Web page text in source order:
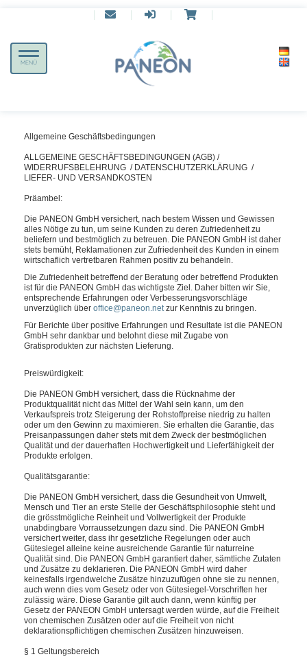
| | | |
Toggle
navigation
MENÜ
Allgemeine Geschäftsbedingungen
ALLGEMEINE GESCHÄFTSBEDINGUNGEN (AGB) /
WIDERRUFSBELEHRUNG / DATENSCHUTZERKLÄRUNG /
LIEFER- UND VERSANDKOSTEN
Präambel:
Die PANEON GmbH versichert, nach bestem Wissen und Gewissen
alles Nötige zu tun, um seine Kunden zu deren Zufriedenheit zu
beliefern und bestmöglich zu betreuen. Die PANEON GmbH ist daher
stets bemüht, Reklamationen zur Zufriedenheit des Kunden in einem
wirtschaflich vertretbaren Rahmen positiv zu behandeln.
Die Zufriedenheitbetreffend der Beratung oder betreffend Produkten
ist für die PANEON GmbH das wichtigste Ziel. Daher bitten wir Sie,
entsprechende Erfahrungen oder Verbesserungsvorschläge
unverzüglich über office@paneon.netzur Kenntnis zu bringen.
Für Berichte über positive Erfahrungen und Resultate ist die PANEON
GmbH sehr dankbar und belohnt diese mit Zugabe von
Gratisprodukten zur nächsten Lieferung.
Preiswürdigkeit:
Die PANEON GmbH versichert, dass die Rücknahme der
Produktqualität nicht das Mittel der Wahl sein kann, um den
Verkaufspreis trotz Steigerung der Rohstoffpreise niedrig zu halten
oder um den Gewinn zu maximieren. Sie erhalten die Garantie, das
Preisanpassungen daher stets mitdem Zweck der bestmöglichen
Qualität und der dauerhaften Hochwertigkeitund Lieferfähigkeit der
Produkte erfolgen.
Qualitätsgarantie:
Die PANEON GmbH versichert, dass die Gesundheit von Umwelt,
Mensch und Tier an erste Stelle der Geschäftsphilosophie steht und
die grösstmögliche Reinheit und Vollwertigkeit der Produkte
unabdingbare Vorraussetzungen dazu sind. Die PANEON GmbH
versichert weiter, dass ihr gesetzliche Regelungen oder auch
Gütesiegel alleine keine ausreichende Garantie für naturreine
Qualität sind. Die PANEON GmbH garantiert daher, sämtliche Zutaten
und Zusätze zu deklarieren. Die PANEON GmbH wird daher
keinesfalls irgendwelche Zusätze hinzuzufügen ohne sie zu nennen,
auch wenn dies vom Gesetz oder von Gütesiegel-Vorschriften her
zulässig wäre. Diese Garantie gilt auch dann, wenn künftig per
Gesetz der PANEON GmbH untersagt werden würde, auf die Freiheit
von chemischen Zusätzen oder auf die Freiheit von nicht
deklarationspflichtigen chemischen Zusätzen hinzuweisen.
§ 1 Geltungsbereich